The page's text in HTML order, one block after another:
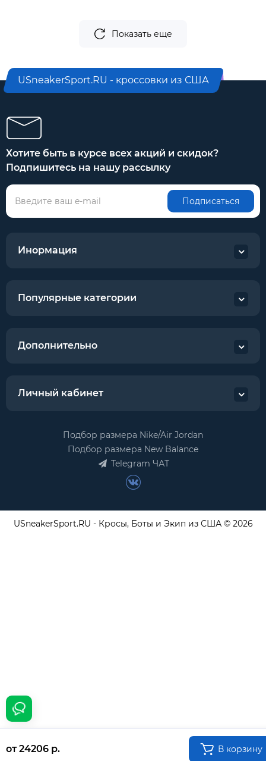
Показать еще
от 24206 р. В корзину
USneakerSport.RU - кроссовки из США
Хотите быть в курсе всех акций и скидок?
Подпишитесь на нашу рассылку
Подписаться
Инормация
Популярные категории
Дополнительно
Личный кабинет
Подбор размера Nike/Air Jordan
Подбор размера New Balance
Telegram ЧАТ
USneakerSport.RU - Кросы, Боты и Экип из США © 2026